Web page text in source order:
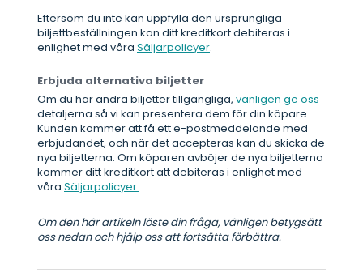
Eftersom du inte kan uppfylla den ursprungliga
biljettbeställningen kan ditt kreditkort debiteras i
enlighet med våra Säljarpolicyer.
Erbjuda alternativa biljetter
Om du har andra biljetter tillgängliga, vänligen ge oss
detaljerna så vi kan presentera dem för din köpare.
Kunden kommer att få ett e-postmeddelande med
erbjudandet, och när det accepteras kan du skicka de
nya biljetterna. Om köparen avböjer de nya biljetterna
kommer ditt kreditkort att debiteras i enlighet med
våra Säljarpolicyer.
Om den här artikeln löste din fråga, vänligen betygsätt
oss nedan och hjälp oss att fortsätta förbättra.